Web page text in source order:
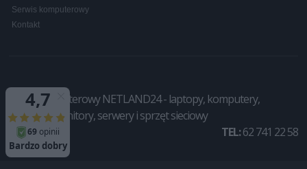
Serwis komputerowy
Kontakt
Sklep komputerowy NETLAND24 - laptopy, komputery,
drukarki, monitory, serwery i sprzęt sieciowy
TEL:62 741 22 58